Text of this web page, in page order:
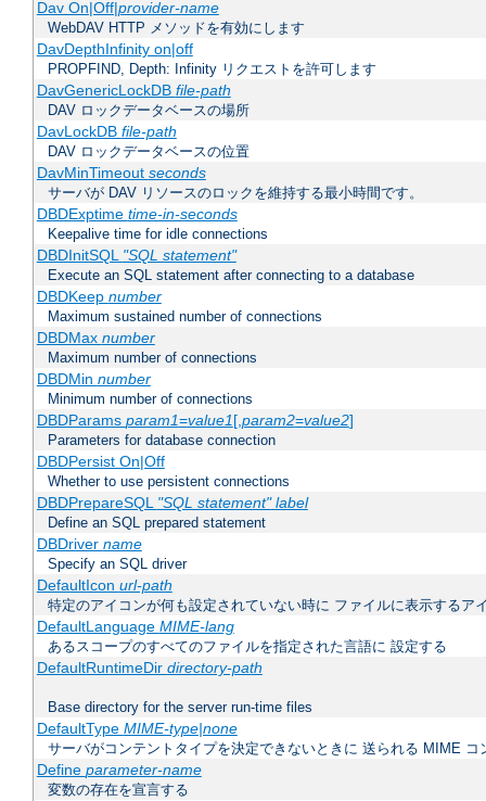
Dav On|Off|provider-name
WebDAV HTTP メソッドを有効にします
DavDepthInfinity on|off
PROPFIND, Depth: Infinity リクエストを許可します
DavGenericLockDB file-path
DAV ロックデータベースの場所
DavLockDB file-path
DAV ロックデータベースの位置
DavMinTimeout seconds
サーバが DAV リソースのロックを維持する最小時間です。
DBDExptime time-in-seconds
Keepalive time for idle connections
DBDInitSQL "SQL statement"
Execute an SQL statement after connecting to a database
DBDKeep number
Maximum sustained number of connections
DBDMax number
Maximum number of connections
DBDMin number
Minimum number of connections
DBDParams param1=value1[,param2=value2]
Parameters for database connection
DBDPersist On|Off
Whether to use persistent connections
DBDPrepareSQL "SQL statement" label
Define an SQL prepared statement
DBDriver name
Specify an SQL driver
DefaultIcon url-path
特定のアイコンが何も設定されていない時に ファイルに表示するア
DefaultLanguage MIME-lang
あるスコープのすべてのファイルを指定された言語に 設定する
DefaultRuntimeDir directory-path
Base directory for the server run-time files
DefaultType MIME-type|none
サーバがコンテントタイプを決定できないときに 送られる MIME コ
Define parameter-name
変数の存在を宣言する